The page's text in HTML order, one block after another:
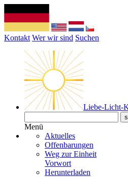
Kontakt Wer wir sind Suchen
Liebe-Licht-
Menü
Aktuelles
Offenbarungen
Weg zur Einheit
Vorwort
Herunterladen